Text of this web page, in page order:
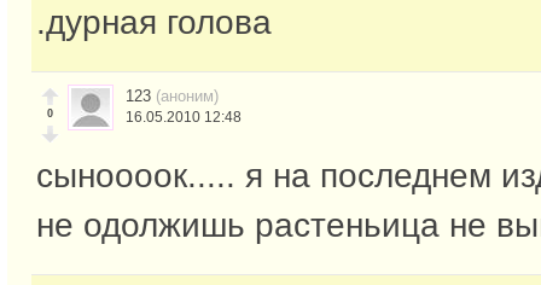
.дурная голова
0
123 (аноним)
16.05.2010 12:48
сыноооок..... я на последнем
не одолжишь растеньица не